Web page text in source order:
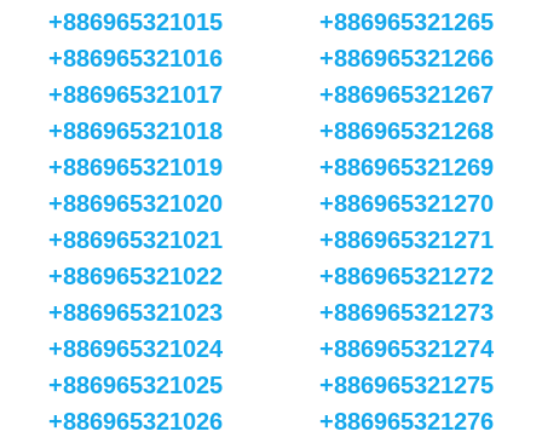
+886965321015
+886965321016
+886965321017
+886965321018
+886965321019
+886965321020
+886965321021
+886965321022
+886965321023
+886965321024
+886965321025
+886965321026
+886965321265
+886965321266
+886965321267
+886965321268
+886965321269
+886965321270
+886965321271
+886965321272
+886965321273
+886965321274
+886965321275
+886965321276